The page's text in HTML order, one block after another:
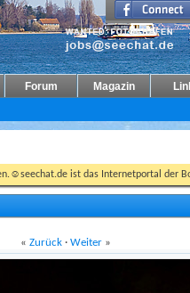
Forum Magazin
ist das Internetportal der
« Zurück· Weiter»